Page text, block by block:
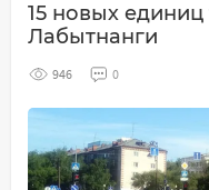
15 новых единиц
Лабытнанги
946 0